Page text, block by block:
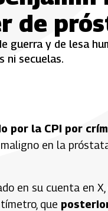
de
guerra y de lesa
ni secuelas.
por la CPI por
en la
en su cuenta en
que